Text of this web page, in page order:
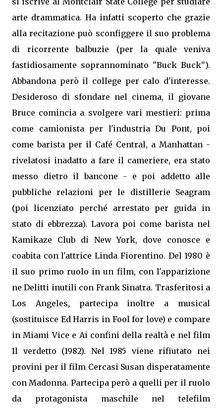
arte drammatica. Ha infatti scoperto che grazie
alla recitazione può sconfiggere il suo problema
di ricorrente balbuzie (per la quale veniva
fastidiosamente soprannominato "Buck Buck").
Abbandona però il college per calo d'interesse.
Desideroso di sfondare nel cinema, il giovane
Bruce comincia a svolgere vari mestieri: prima
come camionista per l'industria Du Pont, poi
come barista per il Café Central, a Manhattan -
rivelatosi inadatto a fare il cameriere, era stato
messo dietro il bancone - e poi addetto alle
pubbliche relazioni per le distillerie Seagram
(poi licenziato perché arrestato per guida in
stato di ebbrezza). Lavora poi come barista nel
Kamikaze Club di New York, dove conosce e
coabita con l'attrice Linda Fiorentino. Del 1980 è
il suo primo ruolo in un film, con l'apparizione
ne Delitti inutili con Frank Sinatra. Trasferitosi a
Los Angeles, partecipa inoltre a musical
(sostituisce Ed Harris in Fool for love) e compare
in Miami Vice e Ai confini della realtà e nel film
Il verdetto (1982). Nel 1985 viene rifiutato nei
provini per il film Cercasi Susan disperatamente
con Madonna. Partecipa però a quelli per il ruolo
da protagonista maschile nel telefilm